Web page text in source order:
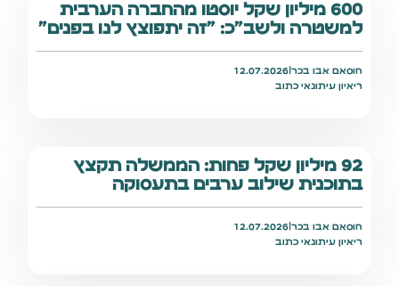
600 מיליון שקל יוסטו מהחברה הערבית
למשטרה ולשב"כ: "זה יתפוצץ לנו בפנים"
חוסאם אבו בכר |
12.07.2026
ריאיון עיתונאי כתוב
92 מיליון שקל פחות: הממשלה תקצץ
בתוכנית שילוב ערבים בתעסוקה
חוסאם אבו בכר |
12.07.2026
ריאיון עיתונאי כתוב